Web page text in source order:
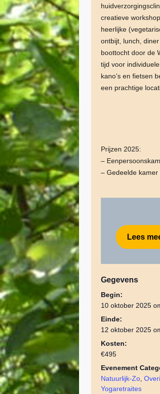
creatieve workshop
heerlijke
ontbijt, lunch, diner
boottocht door de
tijd voor
kano’s en fietsen
een prachtige
Prijzen 2025:
–
– Gedeelde kamer
Lees
Gegevens
Begin:
10 oktober 2025
Einde:
12 oktober 2025
Kosten:
€495
Evenement
Natuurlijk-Zo ,
Yogaretraites